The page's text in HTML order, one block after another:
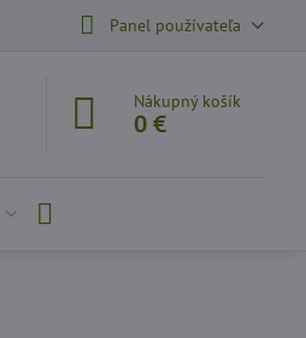
Panel používateľa
Nákupný košík
0 €